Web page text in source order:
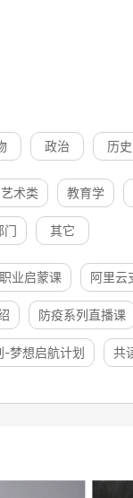
政治 历史
艺术类 教育学
门 其它
业启蒙课 阿里云
防疫系列直播课
-梦想启航计划 共